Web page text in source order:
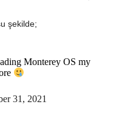
şekilde;
Monterey OS my
31, 2021